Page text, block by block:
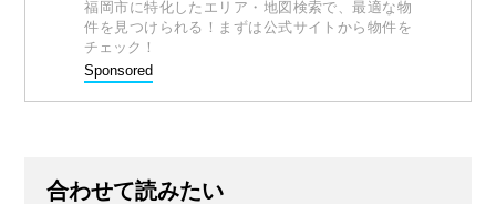
福岡市に特化したエリア・地図検索で、最適な物
件を見つけられる！まずは公式サイトから物件を
チェック！
Sponsored
合わせて読みたい